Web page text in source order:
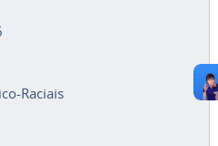
Raciais